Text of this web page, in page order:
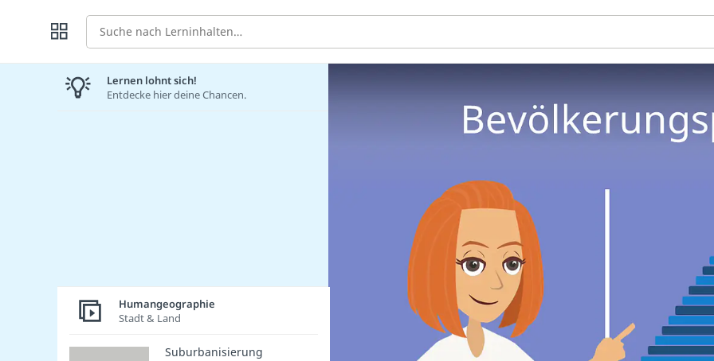
Suche
Lernen lohnt sich!
Entdecke hier deine Chancen.
Humangeographie
Stadt & Land
Suburbanisierung